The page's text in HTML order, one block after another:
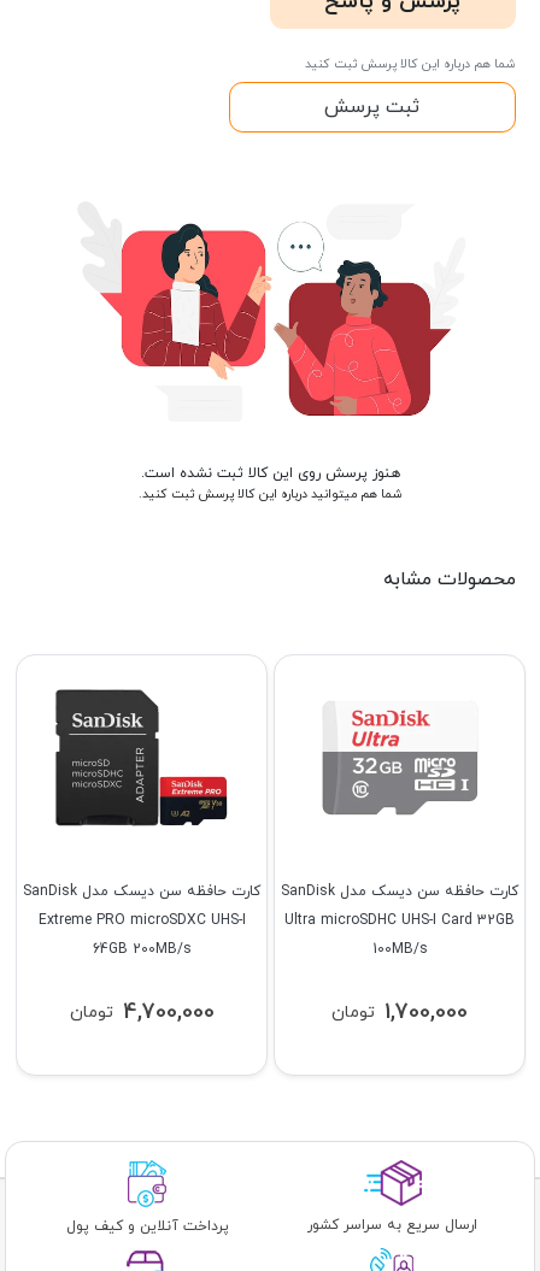
شما هم درباره این کالا پرسش ثبت کنید
ثبت پرسش
هنوز پرسش روی این کالا ثبت نشده است.
شما هم میتوانید درباره این کالا پرسش ثبت کنید.
محصولات مشابه
کارت حافظه سن دیسک مدل SanDisk
Extreme PRO microSDXC UHS-I
64GB 200MB/s
تومان 4,700,000
کارت حافظه سن دیسک مدل SanDisk
Ultra microSDHC UHS-I Card 32GB
100MB/s
تومان 1,700,000
ارسال سریع به سراسر کشور پرداخت آنلاین و کیف پول